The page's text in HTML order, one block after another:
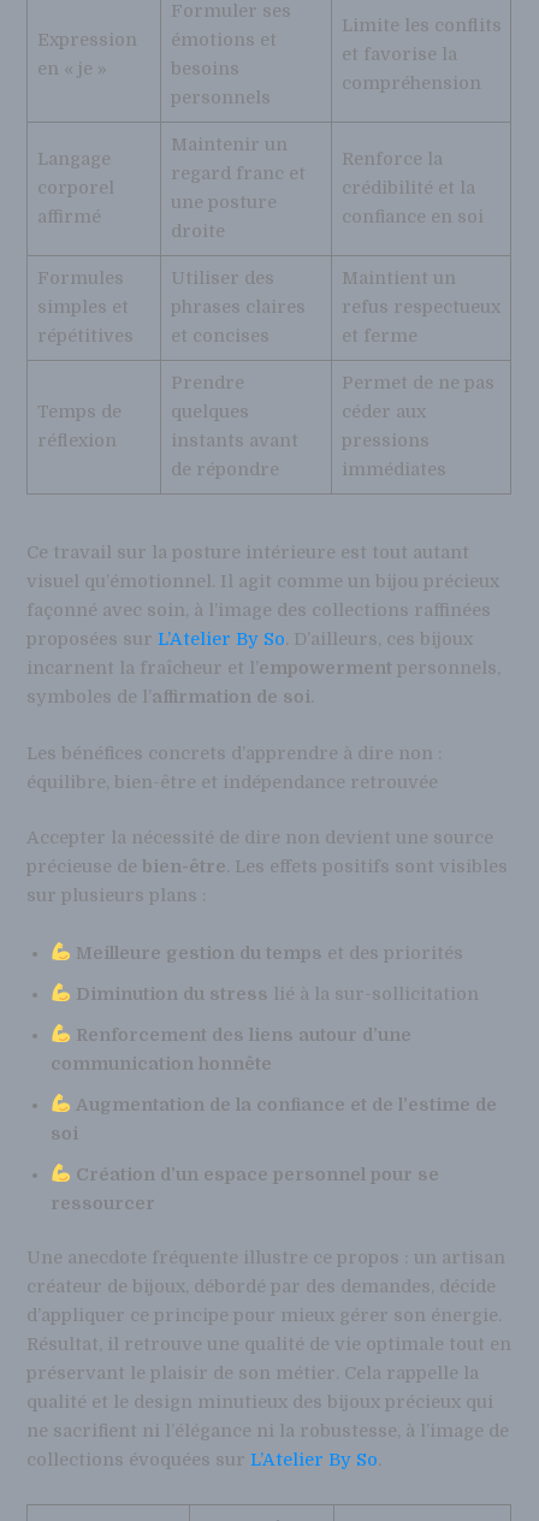
Expression
en « je »
Formuler ses
émotions et
besoins
personnels
Limite les conflits
et favorise la
compréhension
Langage
corporel
affirmé
Maintenir un
regard franc et
une posture
droite
Renforce la
crédibilité et la
confiance en soi
Formules
simples et
répétitives
Utiliser des
phrases claires
et concises
Maintient un
refus respectueux
et ferme
Temps de
réflexion
Prendre
quelques
instants avant
de répondre
Permet de ne pas
céder aux
pressions
immédiates
Ce travail sur la posture intérieure est tout autant
visuel qu’émotionnel. Il agit comme un bijou précieux
façonné avec soin, à l’image des collections raffinées
proposées surL’Atelier By So. D’ailleurs, ces bijoux
incarnent la fraîcheur et l’empowerment personnels,
symboles de l’affirmation de soi.
Les bénéfices concrets d’apprendre à dire non :
équilibre, bien-être et indépendance retrouvée
Accepter la nécessité de dire non devient une source
précieuse debien-être. Les effets positifs sont visibles
sur plusieurs plans :
Meilleure gestion du temps et des priorités
Diminution du stress lié à la sur-sollicitation
Renforcement des liens autour d’une
communication honnête
Augmentation de la confiance et de l’estime de
soi
Création d’un espace personnel pour se
ressourcer
Une anecdote fréquente illustre ce propos : un artisan
créateur de bijoux, débordé par des demandes, décide
d’appliquer ce principe pour mieux gérer son énergie.
Résultat, il retrouve une qualité de vie optimale tout en
préservant le plaisir de son métier. Cela rappelle la
qualité et le design minutieux des bijoux précieux qui
ne sacrifient ni l’élégance ni la robustesse, à l’image de
collections évoquées surL’Atelier By So.